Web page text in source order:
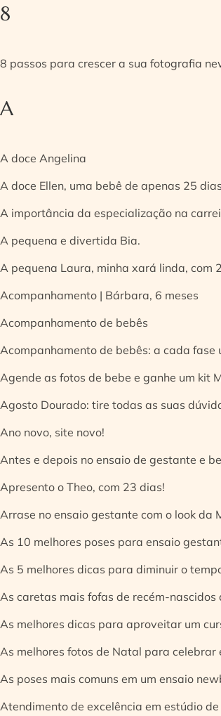
8
8 passos para crescer a sua fotografia
A
A doce Angelina
A doce Ellen, uma bebê de apenas 25
A importância da especialização na
A pequena e divertida Bia.
A pequena Laura, minha xará linda, com
Acompanhamento | Bárbara, 6 meses
Acompanhamento de bebês
Acompanhamento de bebês: a cada fase
Agende as fotos de bebe e ganhe um kit
Agosto Dourado: tire todas as suas
Ano novo, site novo!
Antes e depois no ensaio de gestante e
Apresento o Theo, com 23 dias!
Arrase no ensaio gestante com o look da
As 10 melhores poses para ensaio
As 5 melhores dicas para diminuir o
As caretas mais fofas de recém-nascidos
As melhores dicas para aproveitar um
As melhores fotos de Natal para celebrar
As poses mais comuns em um ensaio
Atendimento de excelência em estúdio